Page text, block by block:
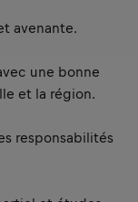
avenante.
une bonne
et la région.
responsabilités